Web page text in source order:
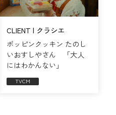
CLIENT | クラシエ
ポッピンクッキン たのし
いおすしやさん 「大人
にはわかんない」
TVCM